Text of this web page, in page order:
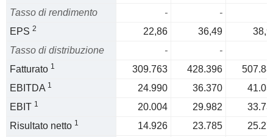
Tasso di rendimento
-
-
EPS 2 22,86 36,49
Tasso di distribuzione
-
-
Fatturato 1 309.763 428.396
EBITDA 1 24.990 36.370
EBIT 1 20.004 29.982
Risultato netto 1 14.926 23.785